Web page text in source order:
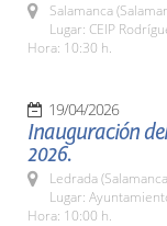
Salamanca
Lugar: CEIP
Hora: 10:30 h.
19/04/2026
Inauguración
2026.
Ledrada
Lugar:
Hora: 10:00 h.